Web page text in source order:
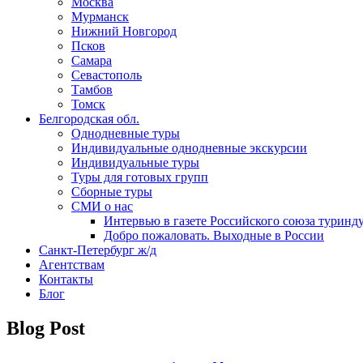
Мурманск
Нижний Новгород
Псков
Самара
Севастополь
Тамбов
Томск
Белгородская обл.
Однодневные туры
Индивидуальные однодневные экскурсии
Индивидуальные туры
Туры для готовых групп
Сборные туры
СМИ о нас
Интервью в газете Российского союза
Добро пожаловать. Выходные в России
Санкт-Петербург ж/д
Агентствам
Контакты
Блог
Blog Post